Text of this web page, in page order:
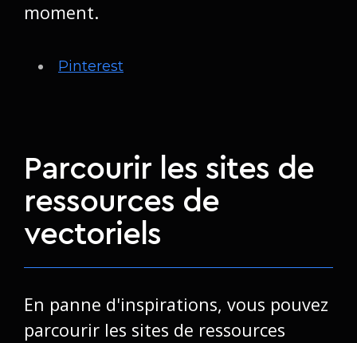
moment.
Pinterest
Parcourir les sites de
ressources de
vectoriels
En panne d'inspirations, vous pouvez
parcourir les sites de ressources